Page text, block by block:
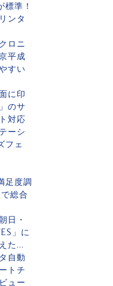
準！
ンタ
ロニ
平成
すい
に印
のサ
対応
ーシ
フェ
足度調
総合
日・
」に
た...
自動
トチ
ュー